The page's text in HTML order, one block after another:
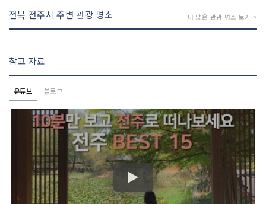
전북 전주시 주변 관광 명소 더 많은 관광 명소 보기 >
참고 자료
유튜브 블로그